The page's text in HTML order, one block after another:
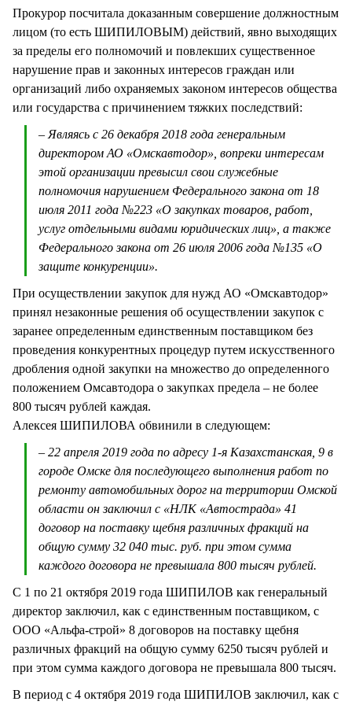
Прокурор посчитала доказанным совершение должностным
лицом (то есть ШИПИЛОВЫМ) действий, явно выходящих
за пределы его полномочий и повлекших существенное
нарушение прав и законных интересов граждан или
организаций либо охраняемых законом интересов общества
или государства с причинением тяжких последствий:
– Являясь с 26 декабря 2018 года генеральным
директором АО «Омскавтодор», вопреки интересам
этой организации превысил свои служебные
полномочия нарушением Федерального закона от 18
июля 2011 года №223 «О закупках товаров, работ,
услуг отдельными видами юридических лиц», а также
Федерального закона от 26 июля 2006 года №135 «О
защите конкуренции».
При осуществлении закупок для нужд АО «Омскавтодор»
принял незаконные решения об осуществлении закупок с
заранее определенным единственным поставщиком без
проведения конкурентных процедур путем искусственного
дробления одной закупки на множество до определенного
положением Омсавтодора о закупках предела – не более
800 тысяч рублей каждая.
Алексея ШИПИЛОВА обвинили в следующем:
– 22 апреля 2019 года по адресу 1-я Казахстанская, 9 в
городе Омске для последующего выполнения работ по
ремонту автомобильных дорог на территории Омской
области он заключил с «НЛК «Автострада» 41
договор на поставку щебня различных фракций на
общую сумму 32 040 тыс. руб. при этом сумма
каждого договора не превышала 800 тысяч рублей.
С 1 по 21 октября 2019 года ШИПИЛОВ как генеральный
директор заключил, как с единственным поставщиком, с
ООО «Альфа-строй» 8 договоров на поставку щебня
различных фракций на общую сумму 6250 тысяч рублей и
при этом сумма каждого договора не превышала 800 тысяч.
В период с 4 октября 2019 года ШИПИЛОВ заключил, как с